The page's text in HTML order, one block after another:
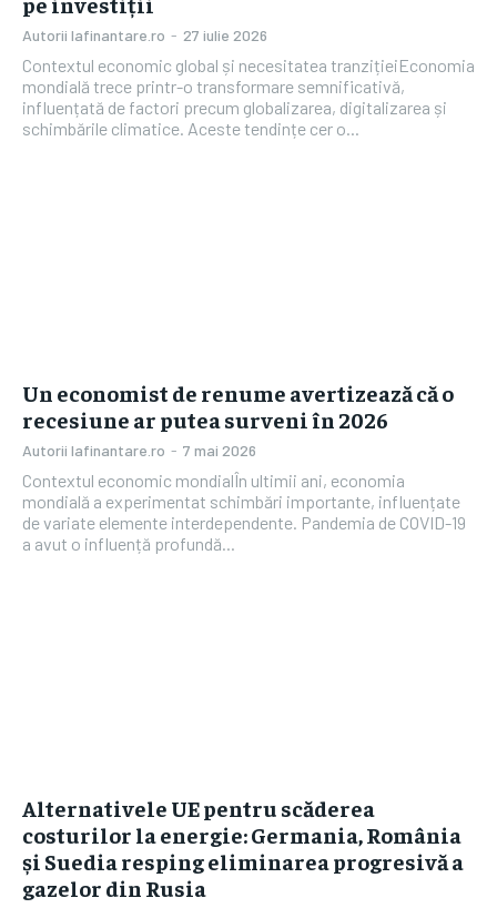
Autorii Iafinantare.ro - 27 iulie 2026
Contextul economic global și necesitatea tranzițieiEconomia
mondială trece printr-o transformare semnificativă,
influențată de factori precum globalizarea, digitalizarea și
schimbările climatice. Aceste tendințe cer o...
Un economist de renume avertizează că o
recesiune ar putea surveni în 2026
Autorii Iafinantare.ro - 7 mai 2026
Contextul economic mondialÎn ultimii ani, economia
mondială a experimentat schimbări importante, influențate
de variate elemente interdependente. Pandemia de COVID-19
a avut o influență profundă...
Alternativele UE pentru scăderea
costurilor la energie: Germania, România
și Suedia resping eliminarea progresivă a
gazelor din Rusia